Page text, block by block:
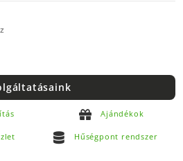
Ajándékok
Hűségpont rendszer